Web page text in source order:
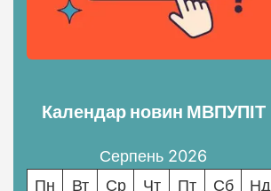
Календар новин МВПУПІТ
Серпень 2026
Пн
Вт Ср Чт Пт Сб
Нд